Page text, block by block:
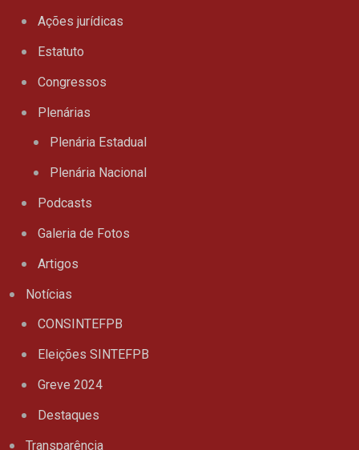
Ações jurídicas
Estatuto
Congressos
Plenárias
Plenária Estadual
Plenária Nacional
Podcasts
Galeria de Fotos
Artigos
Notícias
CONSINTEFPB
Eleições SINTEFPB
Greve 2024
Destaques
Transparência